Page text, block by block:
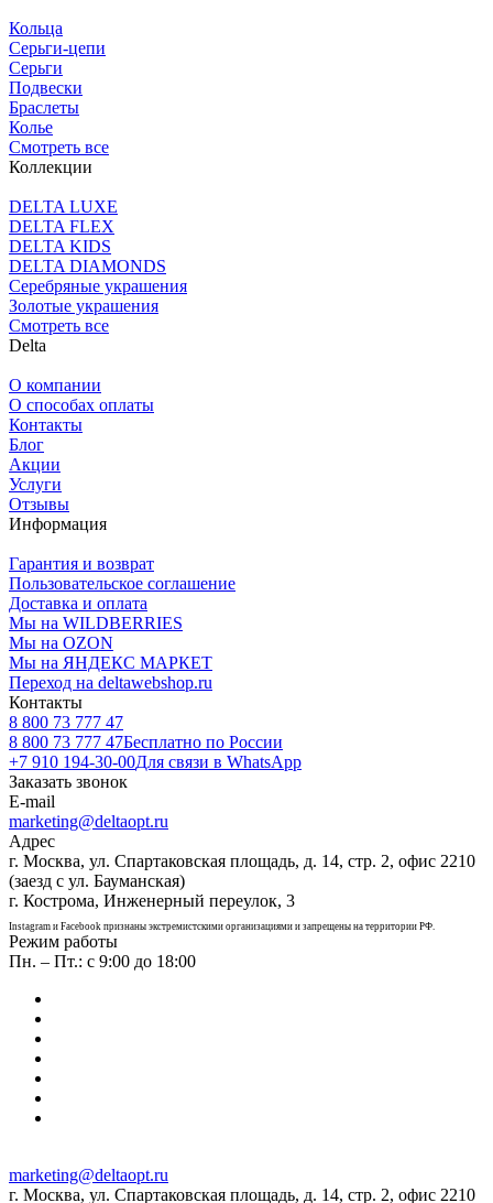
Кольца
Серьги-цепи
Серьги
Подвески
Браслеты
Колье
Смотреть все
Коллекции
DELTA LUXE
DELTA FLEX
DELTA KIDS
DELTA DIAMONDS
Серебряные украшения
Золотые украшения
Смотреть все
Delta
О компании
О способах оплаты
Контакты
Блог
Акции
Услуги
Отзывы
Информация
Гарантия и возврат
Пользовательское соглашение
Доставка и оплата
Мы на WILDBERRIES
Мы на OZON
Мы на ЯНДЕКС МАРКЕТ
Переход на deltawebshop.ru
Контакты
8 800 73 777 47
8 800 73 777 47Бесплатно по России
+7 910 194-30-00Для связи в WhatsApp
Заказать звонок
E-mail
marketing@deltaopt.ru
Адрес
г. Москва, ул. Спартаковская площадь, д. 14, стр. 2, офис 2210
(заезд с ул. Бауманская)
г. Кострома, Инженерный переулок, 3
Instagram и Facebook признаны экстремистскими организациями и запрещены на территории РФ.
Режим работы
Пн. – Пт.: с 9:00 до 18:00
marketing@deltaopt.ru
г. Москва, ул. Спартаковская площадь, д. 14, стр. 2, офис 2210